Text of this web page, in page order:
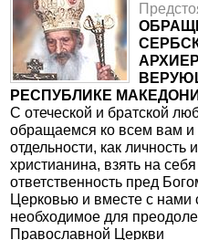
РЕСПУБЛИКЕ
С отеческой и братской
обращаемся ко всем вам и
отдельности, как личность
христианина, взять на
ответственность пред
Церковью и вместе с нами
необходимое для
Православной Церкви